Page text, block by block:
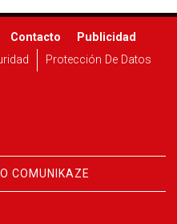
Contacto
Publicidad
Protección De Datos
COMUNIKAZE